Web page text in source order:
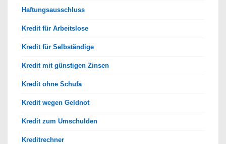
Haftungsausschluss
Kredit für Arbeitslose
Kredit für Selbständige
Kredit mit günstigen Zinsen
Kredit ohne Schufa
Kredit wegen Geldnot
Kredit zum Umschulden
Kreditrechner